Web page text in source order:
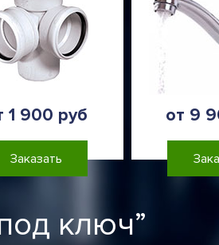
1 900 руб
Заказать
от 9
ключ”